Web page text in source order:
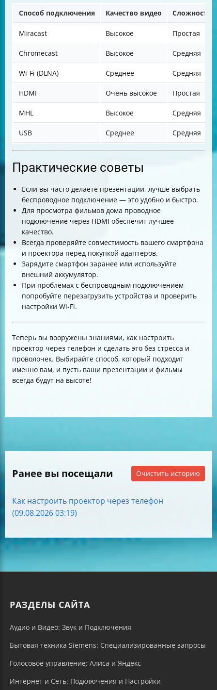
Способ подключения Качество видео Сложность
Miracast Высокое Простая
Chromecast Высокое Средняя
Wi-Fi (DLNA) Среднее Средняя
HDMI Очень высокое Простая
MHL Высокое Средняя
USB Среднее Средняя
Практические советы
Если вы часто делаете презентации, лучше выбрать
беспроводное подключение — это удобно и быстро.
Для просмотра фильмов дома проводное
подключение через HDMI обеспечит лучшее
качество.
Всегда проверяйте совместимость вашего смартфона
и проектора перед покупкой адаптеров.
Зарядите смартфон заранее или используйте
внешний аккумулятор.
При проблемах с беспроводным подключением
попробуйте перезагрузить устройства и проверить
настройки Wi-Fi.
Теперь вы вооружены знаниями, как настроить
проектор через телефон и сделать это без стресса и
проволочек. Выбирайте способ, который подходит
именно вам, и пусть ваши презентации и фильмы
всегда будут на высоте!
Ранее вы посещали Очистить историю
Как настроить проектор через телефон
(09.08.2026 03:19)
РАЗДЕЛЫ САЙТА
Аудио и Видео: Звук и Подключения
Бытовая техника Siemens: Специализированные запросы
Голосовое управление: Алиса и Яндекс
Интернет и Сеть: Подключения и Настройки